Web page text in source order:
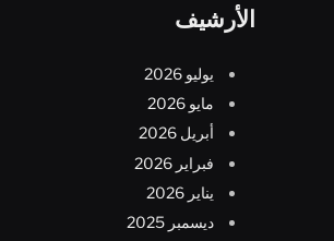
الأرشيف
يوليو 2026
مايو 2026
أبريل 2026
فبراير 2026
يناير 2026
ديسمبر 2025